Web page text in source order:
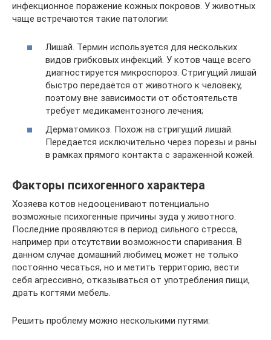
инфекционное поражение кожных покровов. У животных
чаще встречаются такие патологии:
Лишай. Термин используется для нескольких
видов грибковых инфекций. У котов чаще всего
диагностируется микроспороз. Стригущий лишай
быстро передаётся от животного к человеку,
поэтому вне зависимости от обстоятельств
требует медикаментозного лечения;
Дерматомикоз. Похож на стригущий лишай.
Передается исключительно через порезы и раны
в рамках прямого контакта с зараженной кожей.
Факторы психогенного характера
Хозяева котов недооценивают потенциально
возможные психогенные причины зуда у животного.
Последние проявляются в период сильного стресса,
например при отсутствии возможности спаривания. В
данном случае домашний любимец может не только
постоянно чесаться, но и метить территорию, вести
себя агрессивно, отказываться от употребления пищи,
драть когтями мебель.
Решить проблему можно несколькими путями: